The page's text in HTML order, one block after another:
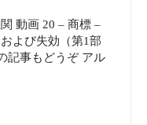
動画 20 – 商標 –
よび失効（第1部
記事もどうぞ アル